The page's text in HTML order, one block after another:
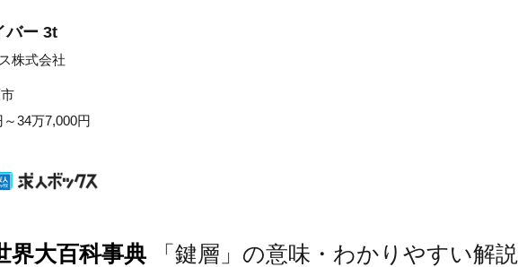
バー 3t
株式会社
34万7,000円
大百科事典 「鍵層」の意味・わかりやすい解説